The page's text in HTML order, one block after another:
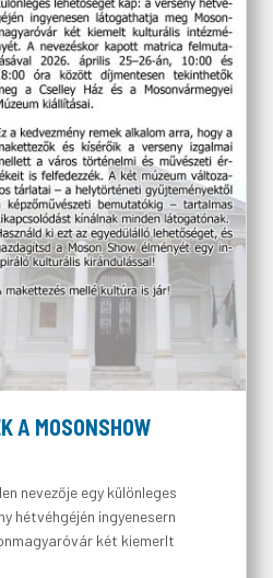
A MOSONSHOW
nevezője egy különleges
hétvéhgéjén ingyenesern
két kiemerlt